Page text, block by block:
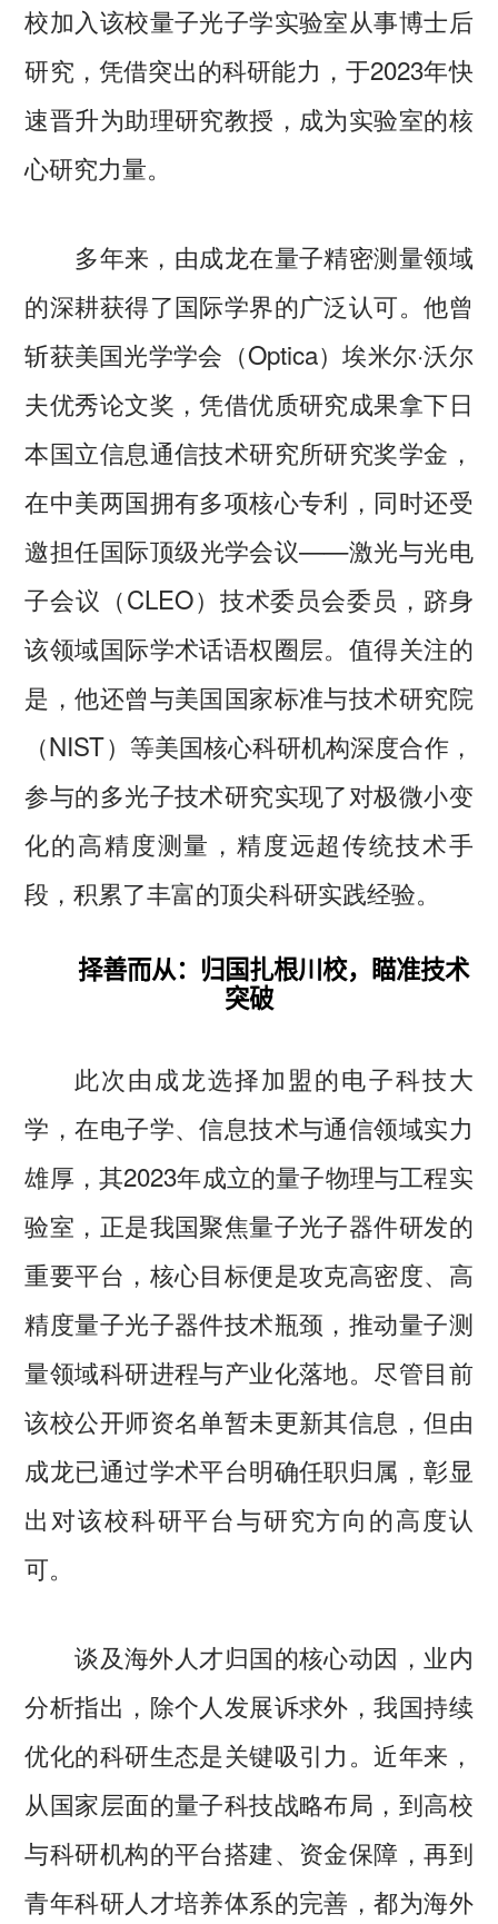
校加入该校量子光子学实验室从事博士后
研究，凭借突出的科研能力，于2023年快
速晋升为助理研究教授，成为实验室的核
心研究力量。
多年来，由成龙在量子精密测量领域
的深耕获得了国际学界的广泛认可。他曾
斩获美国光学学会（Optica）埃米尔·沃尔
夫优秀论文奖，凭借优质研究成果拿下日
本国立信息通信技术研究所研究奖学金，
在中美两国拥有多项核心专利，同时还受
邀担任国际顶级光学会议——激光与光电
子会议（CLEO）技术委员会委员，跻身
该领域国际学术话语权圈层。值得关注的
是，他还曾与美国国家标准与技术研究院
（NIST）等美国核心科研机构深度合作，
参与的多光子技术研究实现了对极微小变
化的高精度测量，精度远超传统技术手
段，积累了丰富的顶尖科研实践经验。
择善而从：归国扎根川校，瞄准技术
突破
此次由成龙选择加盟的电子科技大
学，在电子学、信息技术与通信领域实力
雄厚，其2023年成立的量子物理与工程实
验室，正是我国聚焦量子光子器件研发的
重要平台，核心目标便是攻克高密度、高
精度量子光子器件技术瓶颈，推动量子测
量领域科研进程与产业化落地。尽管目前
该校公开师资名单暂未更新其信息，但由
成龙已通过学术平台明确任职归属，彰显
出对该校科研平台与研究方向的高度认
可。
谈及海外人才归国的核心动因，业内
分析指出，除个人发展诉求外，我国持续
优化的科研生态是关键吸引力。近年来，
从国家层面的量子科技战略布局，到高校
与科研机构的平台搭建、资金保障，再到
青年科研人才培养体系的完善，都为海外